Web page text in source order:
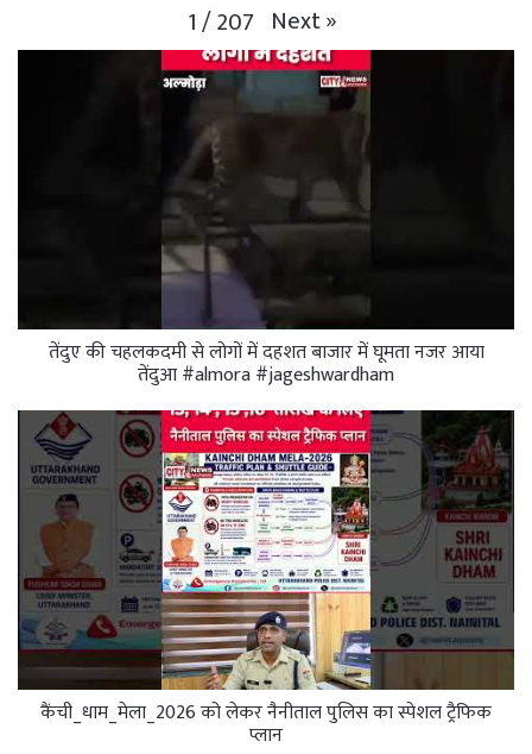
1/207 Next»
तेंदुए की चहलकदमी से लोगों में दहशत बाजार में घूमता नजर आया
तेंदुआ #almora #jageshwardham
कैंची_धाम_मेला_2026 को लेकर नैनीताल पुलिस का स्पेशल ट्रैफिक
प्लान